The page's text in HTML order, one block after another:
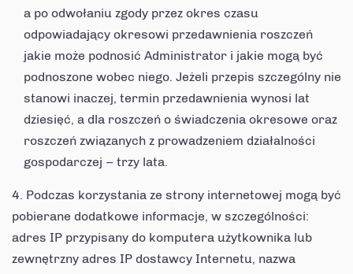
a po odwołaniu zgody przez okres czasu
odpowiadający okresowi przedawnienia roszczeń
jakie może podnosić Administrator i jakie mogą być
podnoszone wobec niego. Jeżeli przepis szczególny nie
stanowi inaczej, termin przedawnienia wynosi lat
dziesięć, a dla roszczeń o świadczenia okresowe oraz
roszczeń związanych z prowadzeniem działalności
gospodarczej – trzy lata.
Podczas korzystania ze strony internetowej mogą być
pobierane dodatkowe informacje, w szczególności:
adres IP przypisany do komputera użytkownika lub
zewnętrzny adres IP dostawcy Internetu, nazwa